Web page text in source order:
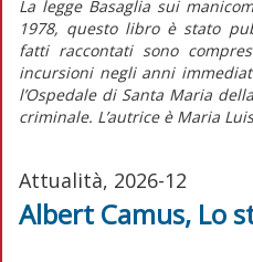
La legge Basaglia sui
1978, questo libro è stato
fatti raccontati sono
incursioni negli anni
l’Ospedale di Santa Maria
criminale. L’autrice è Maria
Attualità, 2026-12
Albert Camus, Lo